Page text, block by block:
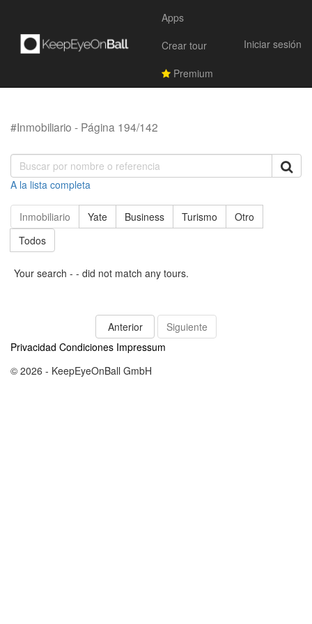
Apps
Crear tour
Premium
Iniciar sesión
#Inmobiliario - Página 194/142
A la lista completa
Inmobiliario Yate Business Turismo
Otro
Todos
Your search - - did not match any tours.
Anterior
Siguiente
Privacidad Condiciones Impressum
© 2026 - KeepEyeOnBall GmbH